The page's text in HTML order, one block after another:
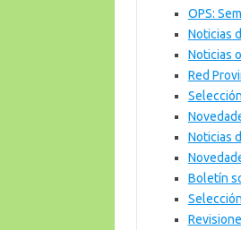
OPS:
Noticias
Noticias
Red
Noticias
Boletín